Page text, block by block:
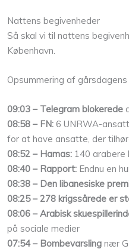
Nattens begivenheder
Så skal vi til nattens
København.
Opsummering af
09:03 – Telegram blokerede
08:58 – FN: 6 UNRWA-
for at have ansatte, der
08:52 – Hamas: 140 arabere
08:40 – Rapport: Endnu en
08:38 – Den libanesiske
08:25 – 278 krigssårede er
08:06 – Arabisk
på sociale medier
07:54 – Bombevarsling nær